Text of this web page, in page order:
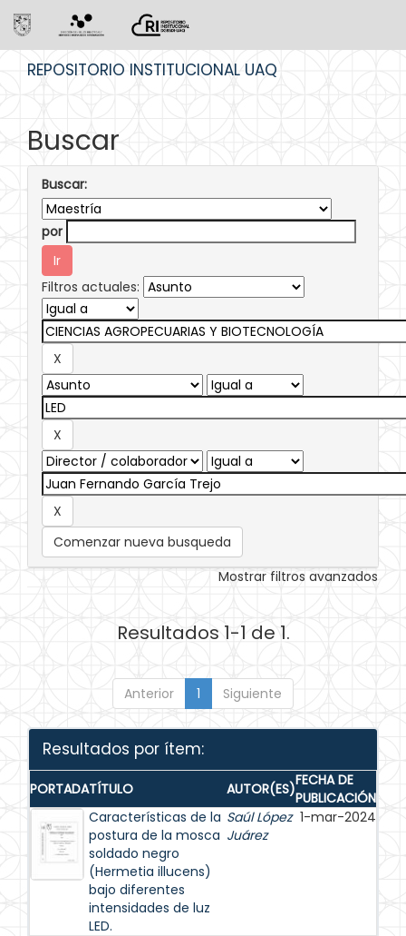
REPOSITORIO INSTITUCIONAL UAQ
Buscar
Buscar:
por
Filtros actuales:
Comenzar nueva busqueda
Mostrar filtros avanzados
Resultados 1-1 de 1.
Anterior 1 Siguiente
Resultados por ítem:
PORTADATÍTULO AUTOR(ES)FECHA DE
PUBLICACIÓN
Características de la
postura de la mosca
soldado negro
(Hermetia illucens)
bajo diferentes
intensidades de luz
LED.
Saúl López
Juárez
1-mar-2024